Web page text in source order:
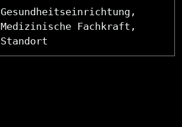
Gesundheitseinrichtung,
Medizinische Fachkraft,
Standort